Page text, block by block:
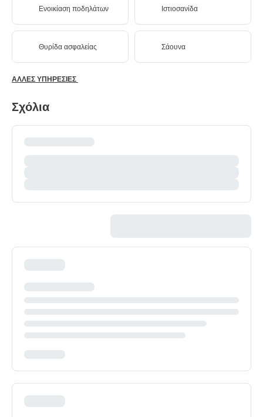
Ενοικίαση ποδηλάτων Ιστιοσανίδα
Θυρίδα ασφαλείας Σάουνα
ΆΛΛΕΣ ΥΠΗΡΕΣΊΕΣ
Σχόλια